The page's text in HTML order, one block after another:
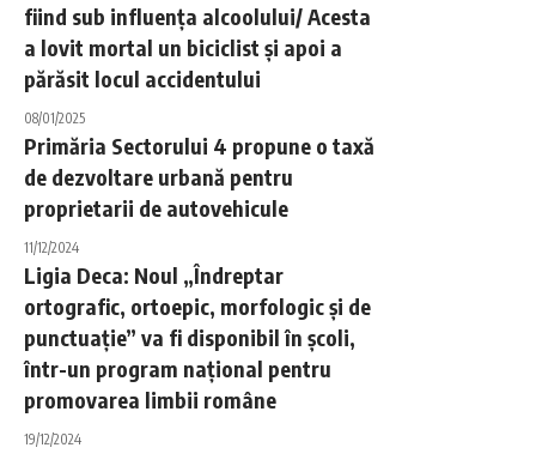
fiind sub influența alcoolului/ Acesta
a lovit mortal un biciclist și apoi a
părăsit locul accidentului
08/01/2025
Primăria Sectorului 4 propune o taxă
de dezvoltare urbană pentru
proprietarii de autovehicule
11/12/2024
Ligia Deca: Noul „Îndreptar
ortografic, ortoepic, morfologic şi de
punctuaţie” va fi disponibil în şcoli,
într-un program naţional pentru
promovarea limbii române
19/12/2024